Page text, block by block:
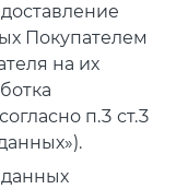
Покупателем
на их
п.3 ст.3